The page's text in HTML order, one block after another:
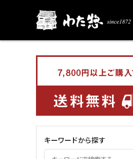
ギフトセット（贈り物用）
乾物
めん類
0～999円
キーワードから探す